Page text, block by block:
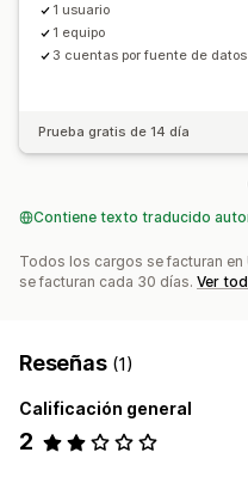
1 usuario
1 equipo
3 cuentas por fuente de datos
Prueba gratis de 14 día
Contiene texto traducido
Todos los cargos se facturan
se facturan cada 30 días. Ver
Reseñas (1)
Calificación general
2